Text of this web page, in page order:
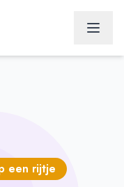
een rijtje